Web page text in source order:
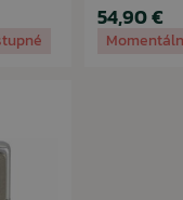
54,90 €